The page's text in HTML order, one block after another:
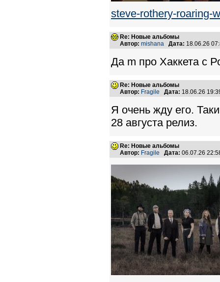
steve-rothery-roaring-
Re: Новые альбомы
Автор: mishana Дата: 18.06.26
Да m про Хаккета с
Re: Новые альбомы
Автор: Fragile Дата: 18.06.26
Я очень жду его.
28 августа релиз.
Re: Новые альбомы
Автор: Fragile Дата: 06.07.26